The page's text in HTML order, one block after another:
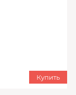
Купить